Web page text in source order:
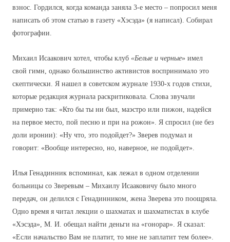
взнос. Гордился, когда команда заняла 3-е место – попросил меня
написать об этом статью в газету «Хэсэда» (я написал). Собирал
фотографии.
Михаил Исаакович хотел, чтобы клуб «Белые и черные» имел
свой гимн, однако большинство активистов воспринимало это
скептически. Я нашел в советском журнале 1930-х годов стихи,
которые редакция журнала раскритиковала. Cлова звучали
примерно так: «Кто бы ты ни был, маэстро или пижон, надейся
на первое место, пой песню и при на рожон». Я спросил (не без
доли иронии): «Ну что, это подойдет?» Зверев подумал и
говорит: «Вообще интересно, но, наверное, не подойдет».
Илья Генадинник вспоминал, как лежал в одном отделении
больницы со Зверевым – Михаилу Исааковичу было много
передач, он делился с Генадинником, жена Зверева это поощряла.
Одно время я читал лекции о шахматах и шахматистах в клубе
«Хэсэда», М. И. обещал найти деньги на «гонорар». Я сказал:
«Если начальство Вам не платит, то мне не заплатит тем более».